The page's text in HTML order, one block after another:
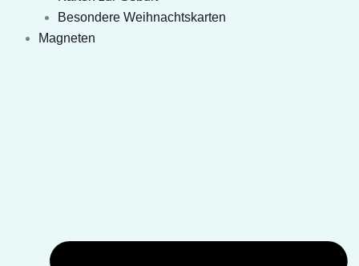
Besondere Weihnachtskarten
Magneten